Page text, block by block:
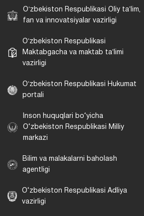
Oʻzbekiston Respublikasi Oliy taʼlim,
fan va innovatsiyalar vazirligi
Oʻzbekiston Respublikasi
Maktabgacha va maktab taʼlimi
vazirligi
Oʻzbekiston Respublikasi Hukumat
portali
Inson huquqlari bo‘yicha
O‘zbekiston Respublikasi Milliy
markazi
Bilim va malakalarni baholash
agentligi
O‘zbekiston Respublikasi Adliya
vazirligi